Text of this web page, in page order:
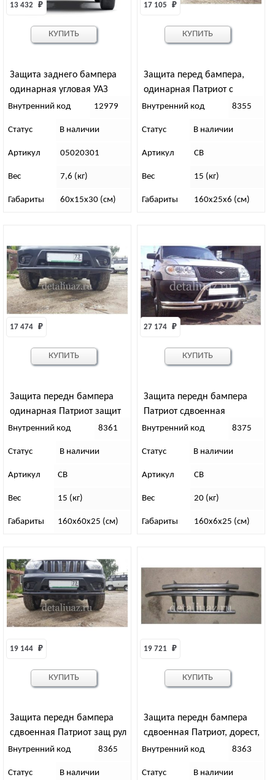
Защита заднего бампера
одинарная угловая УАЗ
Патриот, d-63 мм
13 432 ₽
Внутренний код 12979
Статус В наличии
Артикул 05020301
Вес 7,6 (кг)
Габариты 60х15х30 (см)
КУПИТЬ
Защита перед бампера,
одинарная Патриот с
защитой рул тяг (дорест)
17 105 ₽
Внутренний код 8355
Статус В наличии
Артикул СВ
Вес 15 (кг)
Габариты 160х25х6 (см)
КУПИТЬ
Защита передн бампера
одинарная Патриот защит
рулевых тяг (рест)
17 474 ₽
Внутренний код 8361
Статус В наличии
Артикул СВ
Вес 15 (кг)
Габариты 160х60х25 (см)
КУПИТЬ
Защита передн бампера
Патриот сдвоенная
кенгурин с защ рулевых тяг
27 174 ₽
Внутренний код 8375
Статус В наличии
Артикул СВ
Вес 20 (кг)
Габариты 160х6х25 (см)
КУПИТЬ
Защита передн бампера
сдвоенная Патриот защ рул
тяг (рестайлинг)
19 144 ₽
Внутренний код 8365
Статус В наличии
КУПИТЬ
Защита передн бампера
сдвоенная Патриот, дорест,
защит рул тяг
19 721 ₽
Внутренний код 8363
Статус В наличии
КУПИТЬ